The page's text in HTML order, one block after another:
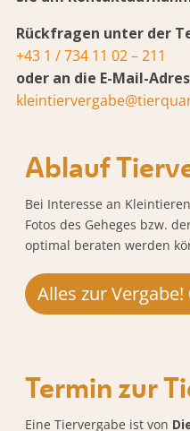
Rückfragen unter der
+43 1 / 734 11 02 – 211
oder an die E-Mail-
Ablauf
Bei Interesse an
Fotos des Geheges bzw.
optimal beraten werden
Alles zur Vergabe!
Termin zur
Eine Tiervergabe ist von